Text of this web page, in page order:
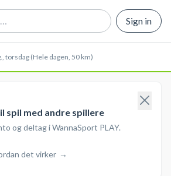
Sign in
torsdag (Hele dagen, 50 km)
spil med andre spillere
og deltag i WannaSport PLAY.
det virker →